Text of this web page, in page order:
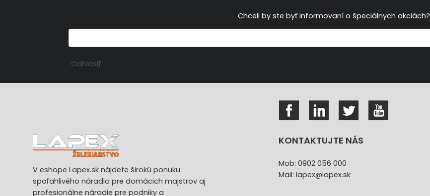
Chceli by ste byť informovaní o špeciálnych akciách?
Odhlásiť
V eshope Lapex.sk nájdete širokú ponuku
spoľahlivého náradia pre domácich majstrov aj
profesionálne náradie pre podniky a
KONTAKTUJTE NÁS
Mob: 0902 056 000
Mail: lapex@lapex.sk